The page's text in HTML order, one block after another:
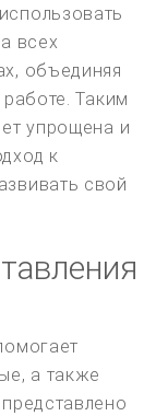
всех
объединяя
Таким
упрощена и
к
свой
а также